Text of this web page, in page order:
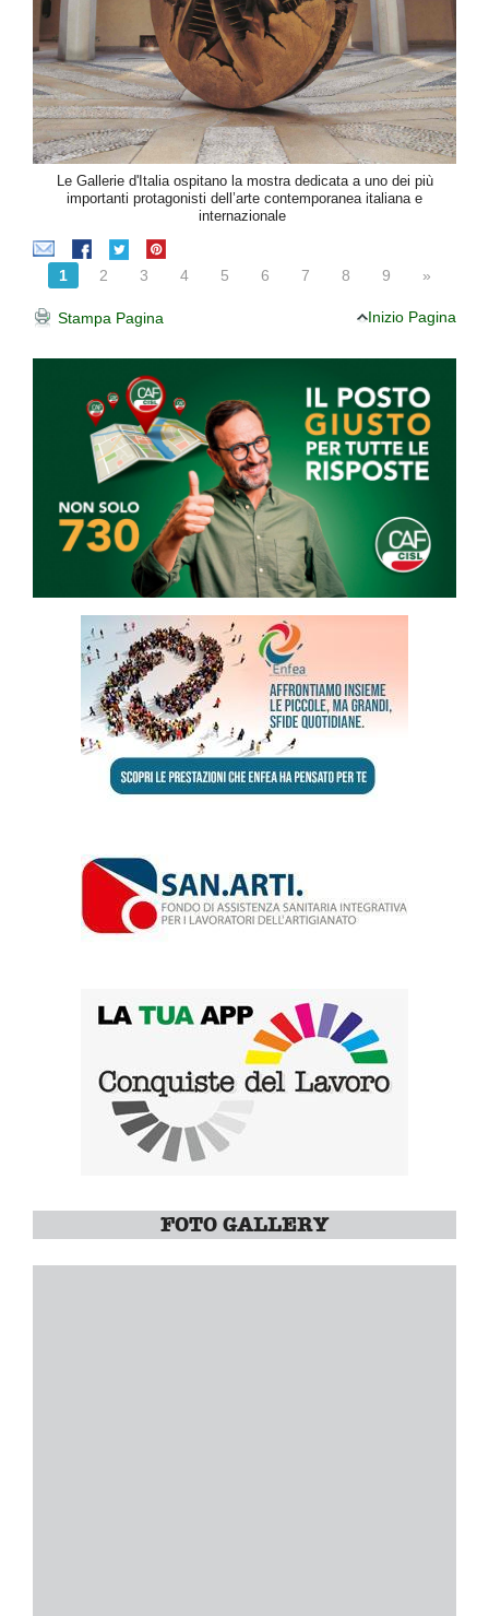
Le Gallerie d'Italia ospitano la mostra dedicata a uno dei più
importanti protagonisti dell’arte contemporanea italiana e
internazionale
1 2 3 4 5 6 7 8 9 »
Stampa Pagina Inizio Pagina
FOTO GALLERY